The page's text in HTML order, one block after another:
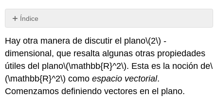
Índice
Vector
geométrico
Ejemplo\
(\PageIndex{1}\)
Observación:
Magnitud
Hay otra manera de discutir el plano\(2\) -
dimensional, que resalta algunas otras propiedades
útiles del plano\(\mathbb{R}^2\). Esta es la noción de\
(\mathbb{R}^2\) comoespacio vectorial.
Comenzamos definiendo vectores en el plano.